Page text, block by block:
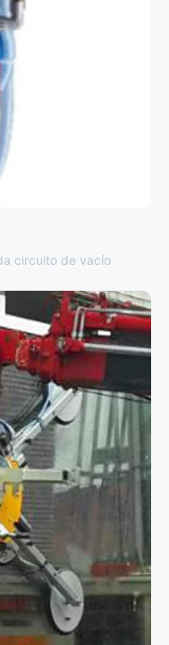
circuito de vacío